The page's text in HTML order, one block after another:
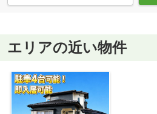
エリアの近い物件